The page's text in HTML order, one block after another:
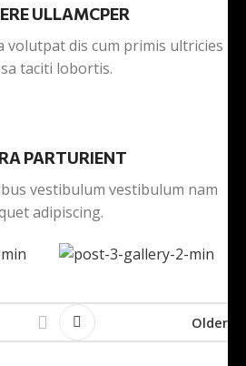
ULLAMCPER
volutpat dis cum primis ultricies
taciti lobortis.
PARTURIENT
vestibulum vestibulum nam
adipiscing.
Older